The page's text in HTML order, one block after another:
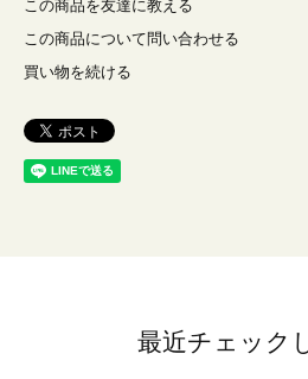
この商品を友達に教える
この商品について問い合わせる
買い物を続ける
最近チェック